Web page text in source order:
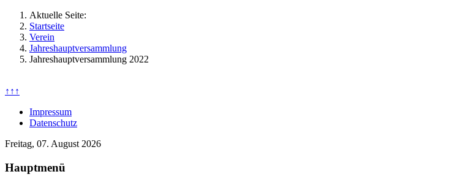
Aktuelle Seite:
Startseite
Verein
Jahreshauptversammlung
Jahreshauptversammlung 2022
↑↑↑
Impressum
Datenschutz
Freitag, 07. August 2026
Hauptmenü